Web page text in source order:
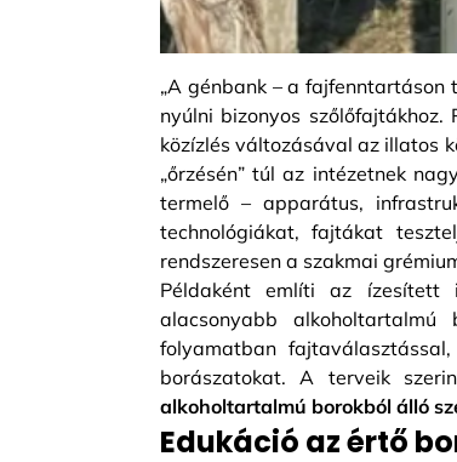
„A génbank – a
nyúlni bizonyos
közízlés változásával az illatos
„őrzésén” túl az intézetnek
termelő – apparátus,
technológiákat, fajtákat
rendszeresen a szakmai
Példaként említi az ízesített
alacsonyabb
folyamatban
borászatokat. A terveik
alkoholtartalmú borokból álló
Edukáció az értő